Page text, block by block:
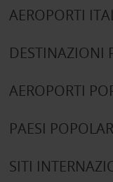
AEROPORTI
DESTINAZIONI
AEROPORTI
PAESI
SITI